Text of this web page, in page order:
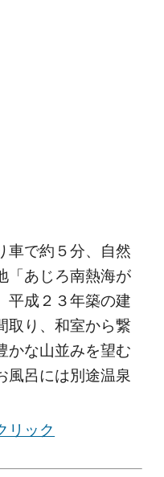
車で約５分、自然
「あじろ南熱海が
平成２３年築の建
取り、和室から繋
かな山並みを望む
風呂には別途温泉
リック